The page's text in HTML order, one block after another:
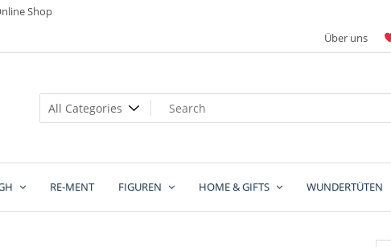
Shop
Über uns
RE-MENT FIGUREN HOME & GIFTS WUNDERTÜTEN